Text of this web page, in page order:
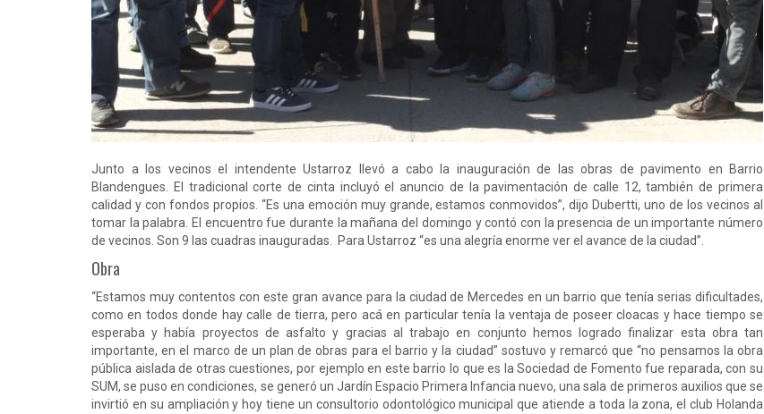
Junto a los vecinos el intendente Ustarroz llevó a cabo la inauguración de las obras de pavimento en Barrio
Blandengues. El tradicional corte de cinta incluyó el anuncio de la pavimentación de calle 12, también de primera
calidad y con fondos propios. “Es una emoción muy grande, estamos conmovidos”, dijo Dubertti, uno de los vecinos al
tomar la palabra. El encuentro fue durante la mañana del domingo y contó con la presencia de un importante número
de vecinos. Son 9 las cuadras inauguradas. Para Ustarroz “es una alegría enorme ver el avance de la ciudad”.
Obra
“Estamos muy contentos con este gran avance para la ciudad de Mercedes en un barrio que tenía serias dificultades,
como en todos donde hay calle de tierra, pero acá en particular tenía la ventaja de poseer cloacas y hace tiempo se
esperaba y había proyectos de asfalto y gracias al trabajo en conjunto hemos logrado finalizar esta obra tan
importante, en el marco de un plan de obras para el barrio y la ciudad” sostuvo y remarcó que “no pensamos la obra
pública aislada de otras cuestiones, por ejemplo en este barrio lo que es la Sociedad de Fomento fue reparada, con su
SUM, se puso en condiciones, se generó un Jardín Espacio Primera Infancia nuevo, una sala de primeros auxilios que se
invirtió en su ampliación y hoy tiene un consultorio odontológico municipal que atiende a toda la zona, el club Holanda